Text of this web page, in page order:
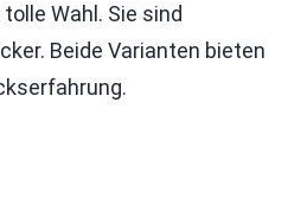
Wahl. Sie sind
Beide Varianten bieten